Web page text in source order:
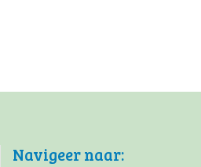
Navigeer naar: